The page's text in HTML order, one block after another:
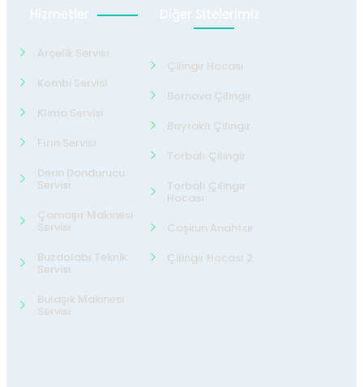
Hizmetler
Arçelik Servisi
Kombi Servisi
Klima Servisi
Fırın Servisi
Derin Dondurucu
Servisi
Çamaşır Makinesi
Servisi
Buzdolabı Teknik
Servisi
Bulaşık Makinesi
Servisi
Diğer Sitelerimiz
Çilingir Hocası
Bornova Çilingir
Bayraklı Çilingir
Torbalı Çilingir
Torbalı Çilingir
Hocası
Coşkun Anahtar
Çilingir Hocası 2